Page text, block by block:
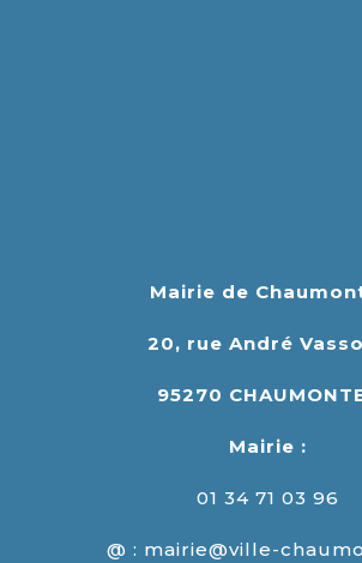
Mairie de
20, rue André
95270
Mairie :
01 34 71 03 96
@ : mairie@ville-